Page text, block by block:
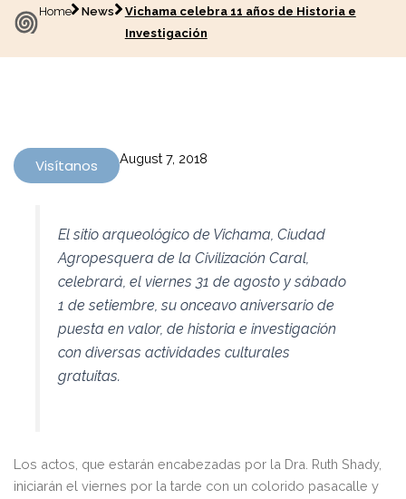
Home News
Vichama celebra 11 años de Historia e
Investigación
Visítanos August 7, 2018
El sitio arqueológico de Vichama, Ciudad
Agropesquera de la Civilización Caral,
celebrará, el viernes 31 de agosto y sábado
1 de setiembre, su onceavo aniversario de
puesta en valor, de historia e investigación
con diversas actividades culturales
gratuitas.
Los actos, que estarán encabezadas por la Dra. Ruth Shady,
iniciarán el viernes por la tarde con un colorido pasacalle y